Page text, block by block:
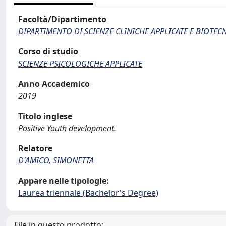
Facoltà/Dipartimento
DIPARTIMENTO DI SCIENZE CLINICHE APPLICATE E
Corso di studio
SCIENZE PSICOLOGICHE APPLICATE
Anno Accademico
2019
Titolo inglese
Positive Youth development.
Relatore
D'AMICO, SIMONETTA
Appare nelle tipologie:
Laurea triennale (Bachelor's Degree)